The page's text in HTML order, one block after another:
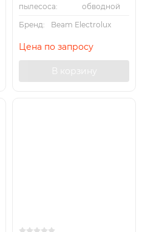
пылесоса:
обводной
Бренд:
Beam Electrolux
Цена по запросу
В корзину